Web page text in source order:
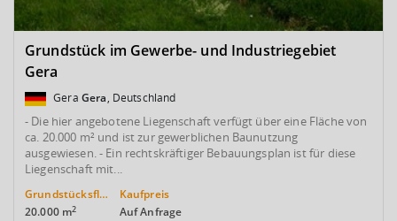
Grundstück im Gewerbe- und Industriegebiet
Gera
Gera Gera, Deutschland
- Die hier angebotene Liegenschaft verfügt über eine Fläche von
ca. 20.000 m² und ist zur gewerblichen Baunutzung
ausgewiesen. - Ein rechtskräftiger Bebauungsplan ist für diese
Liegenschaft mit...
Grundstücksfläche
20.000 m2
Kaufpreis
Auf Anfrage